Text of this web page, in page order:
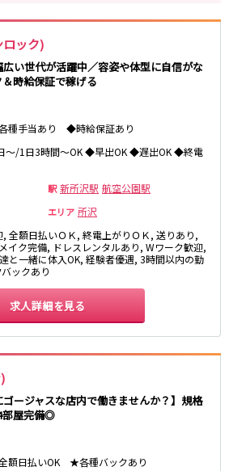
ック)
い世代が活躍中／容姿や体型に自信がな
時給保証で稼げる
種手当あり ◆時給保証あり
～/1日3時間～OK ◆早出OK ◆遅出OK ◆終電
駅 新所沢駅 航空公園駅
エリア 所沢
全額日払いＯＫ, 終電上がりＯＫ, 送りあり,
イク完備, ドレスレンタルあり, Wワーク歓迎,
と一緒に体入OK, 経験者優遇, 3時間以内の勤
ックあり
求人詳細を見る
ゴージャスな店内で働きませんか？】規格
部屋完備◎
額日払いOK ★各種バックあり
品川・大井町・大森
中野
葛西
小岩・新小岩
成増・板橋
浅草・浅草橋・両国
府中
拝島・小作
国分寺
新宿
四谷・神楽坂
高田馬場・大久保
大泉学園・石神井公園
川崎
横浜
飯田橋駅
森下駅
豊島園駅
錦糸町駅
本八幡駅
津田沼駅
小岩駅
荻窪駅
阿佐ヶ谷駅
新小岩駅
稲毛駅
飯田橋駅
幕張本郷駅